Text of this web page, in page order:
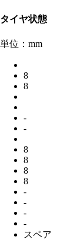
タイヤ状態
単位：mm
8
8
-
-
8
8
8
8
-
-
-
-
スペア